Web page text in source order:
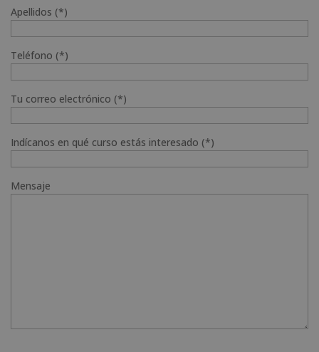
Apellidos (*)
Teléfono (*)
Tu correo electrónico (*)
Indícanos en qué curso estás interesado (*)
Mensaje